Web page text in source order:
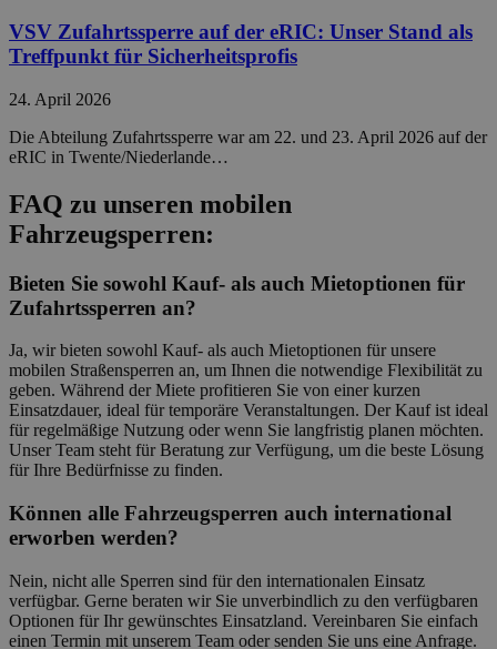
VSV Zufahrtssperre auf der eRIC: Unser Stand als
Treffpunkt für Sicherheitsprofis
24. April 2026
Die Abteilung Zufahrtssperre war am 22. und 23. April 2026 auf der
eRIC in Twente/Niederlande…
FAQ zu unseren mobilen
Fahrzeugsperren:
Bieten Sie sowohl Kauf- als auch Mietoptionen für
Zufahrtssperren an?
Ja, wir bieten sowohl Kauf- als auch Mietoptionen für unsere
mobilen Straßensperren an, um Ihnen die notwendige Flexibilität zu
geben. Während der Miete profitieren Sie von einer kurzen
Einsatzdauer, ideal für temporäre Veranstaltungen. Der Kauf ist ideal
für regelmäßige Nutzung oder wenn Sie langfristig planen möchten.
Unser Team steht für Beratung zur Verfügung, um die beste Lösung
für Ihre Bedürfnisse zu finden.
Können alle Fahrzeugsperren auch international
erworben werden?
Nein, nicht alle Sperren sind für den internationalen Einsatz
verfügbar. Gerne beraten wir Sie unverbindlich zu den verfügbaren
Optionen für Ihr gewünschtes Einsatzland. Vereinbaren Sie einfach
einen Termin mit unserem Team oder senden Sie uns eine Anfrage.